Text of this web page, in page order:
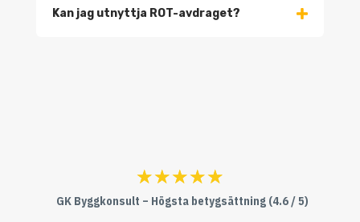
Kan jag utnyttja ROT-avdraget?
☆☆☆☆☆
GK Byggkonsult – Högsta betygsättning (4.6 / 5)